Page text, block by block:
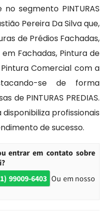
segmento PINTURAS
Pereira Da Silva que,
de Prédios Fachadas,
Fachadas, Pintura de
Comercial com a
se de forma
de PINTURAS PREDIAS.
disponibiliza profissionais
de sucesso.
entrar em contato sobre
99009-6403 Ou em nosso